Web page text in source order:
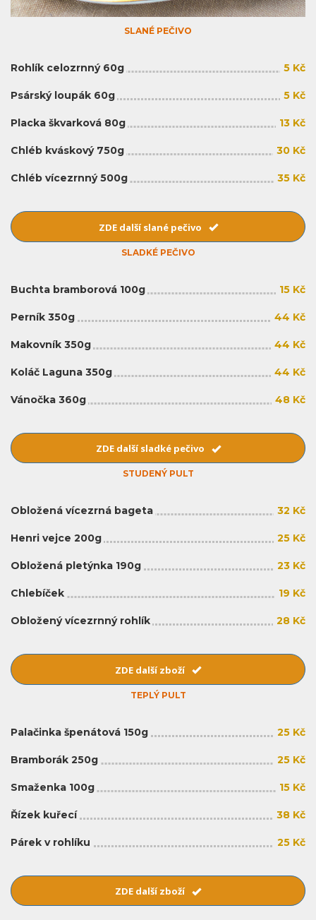
SLANÉ PEČIVO
Rohlík celozrnný 60g 5 Kč
Psárský loupák 60g 5 Kč
Placka škvarková 80g 13 Kč
Chléb kváskový 750g 30 Kč
Chléb vícezrnný 500g 35 Kč
ZDE další slané pečivo
SLADKÉ PEČIVO
Buchta bramborová 100g 15 Kč
Perník 350g 44 Kč
Makovník 350g 44 Kč
Koláč Laguna 350g 44 Kč
Vánočka 360g 48 Kč
ZDE další sladké pečivo
STUDENÝ PULT
Obložená vícezrná bageta 32 Kč
Henri vejce 200g 25 Kč
Obložená pletýnka 190g 23 Kč
Chlebíček 19 Kč
Obložený vícezrnný rohlík 28 Kč
ZDE další zboží
TEPLÝ PULT
Palačinka špenátová 150g 25 Kč
Bramborák 250g 25 Kč
Smaženka 100g 15 Kč
Řízek kuřecí 38 Kč
Párek v rohlíku 25 Kč
ZDE další zboží